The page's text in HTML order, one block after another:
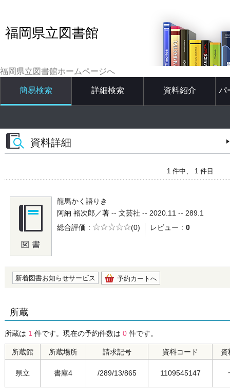
福岡県立図書館
福岡県立図書館ホームページへ
簡易検索 詳細検索 資料紹介 パ
資料詳細
1 件中、 1 件目
龍馬かく語りき
阿納 裕次郎／著 -- 文芸社 -- 2020.11 -- 289.1
総合評価
5段階評価
(0) レビュー 0
新着図書お知らせサービス 予約カートへ
所蔵
所蔵は 1 件です。現在の予約件数は 0 件です。
所蔵館 所蔵場所 請求記号 資料コード 資
県立 書庫4 /289/13/865 1109545147